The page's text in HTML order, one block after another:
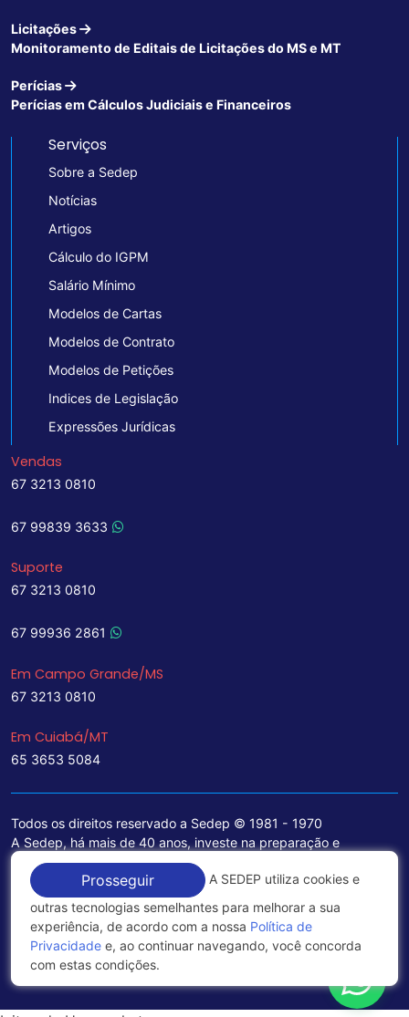
Licitações
Monitoramento de Editais de Licitações do MS e MT
Perícias
Perícias em Cálculos Judiciais e Financeiros
Serviços
Sobre a Sedep
Notícias
Artigos
Cálculo do IGPM
Salário Mínimo
Modelos de Cartas
Modelos de Contrato
Modelos de Petições
Indices de Legislação
Expressões Jurídicas
Vendas
67 3213 0810
67 99839 3633
Suporte
67 3213 0810
67 99936 2861
Em Campo Grande/MS
67 3213 0810
Em Cuiabá/MT
65 3653 5084
Todos os direitos reservado a Sedep © 1981 - 1970
A Sedep, há mais de 40 anos, investe na preparação e
treinamento de funcionários e na aquisição de tecnologia de
ponta para a ampliação de seu portfólio de serviços voltados
para a área jurídica, que contemplam informações seguras e
excelentes soluções empresariais.
Política de Privacidade
Prosseguir
A SEDEP utiliza cookies e
outras tecnologias semelhantes para melhorar a sua
experiência, de acordo com a nossa Política de
Privacidade e, ao continuar navegando, você concorda
com estas condições.